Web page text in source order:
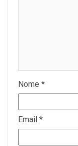
Nome *
Email *